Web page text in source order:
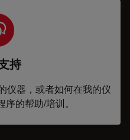
持
仪器，或者如何在我的仪
的帮助/培训。